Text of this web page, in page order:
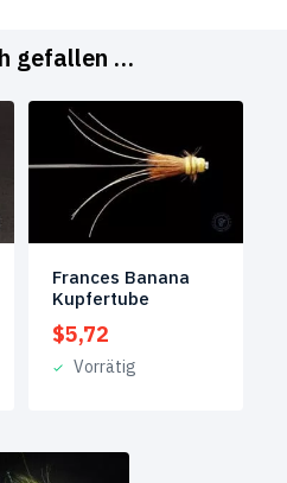
gefallen …
Frances Banana
Kupfertube
$5,72
Vorrätig